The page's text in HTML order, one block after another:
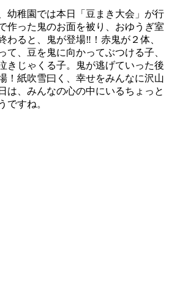
幼稚園では本日「豆まき大会」が行
作った鬼のお面を被り、おゆうぎ室
わると、鬼が登場‼！赤鬼が２体、
て、豆を鬼に向かってぶつける子、
きじゃくる子。鬼が逃げていった後
！紙吹雪曰く、幸せをみんなに沢山
は、みんなの心の中にいるちょっと
ですね。